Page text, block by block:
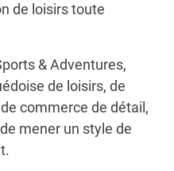
de loisirs toute
& Adventures,
de loisirs, de
commerce de détail,
mener un style de